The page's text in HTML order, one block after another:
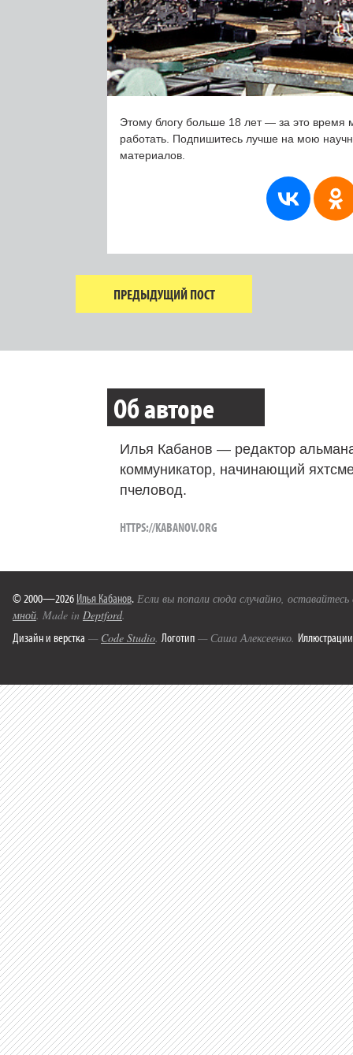
Этому блогу больше 18 лет — за это время
работать. Подпишитесь лучше на мою
материалов.
ПРЕДЫДУЩИЙ ПОСТ
Об авторе
Илья Кабанов — редактор
коммуникатор, начинающий
пчеловод.
HTTPS://KABANOV.ORG
© 2000—2026 Илья Кабанов. Если вы попали сюда случайно,
мной. Made in Deptford.
Дизайн и верстка — Code Studio. Логотип — Саша Алексеенко. Иллюстрации